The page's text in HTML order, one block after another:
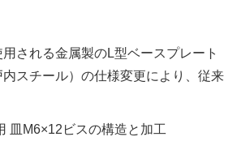
される金属製のL型ベースプレート
スチール）の仕様変更により、従来
皿M6×12ビスの構造と加工